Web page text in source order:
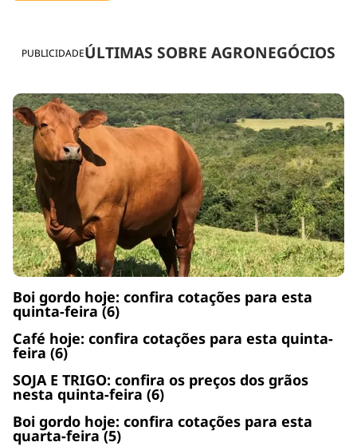
PUBLICIDADEÚLTIMAS SOBRE AGRONEGÓCIOS
Boi gordo hoje: confira cotações para esta
quinta-feira (6)
Café hoje: confira cotações para esta quinta-
feira (6)
SOJA E TRIGO: confira os preços dos grãos
nesta quinta-feira (6)
Boi gordo hoje: confira cotações para esta
quarta-feira (5)